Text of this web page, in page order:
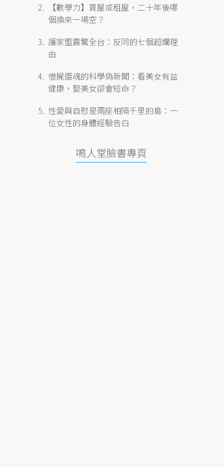
【數學力】買屋或租屋，二十年後哪
個換來一場空？
護家盟震驚全台：反同的七個超爛理
由
借屍還魂的科學偽新聞：看美女有益
健康，娶美女卻會短命？
性愛與自慰是兩座相隔千里的島：一
位女性的身體經驗告白
鳴人堂臉書專頁